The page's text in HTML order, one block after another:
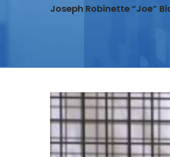
Joseph Robinette “Joe”